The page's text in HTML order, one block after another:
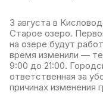
3 августа в
Старое озеро.
на озере будут
время изменили —
9:00 до 21:00.
ответственная за
причинах изменения